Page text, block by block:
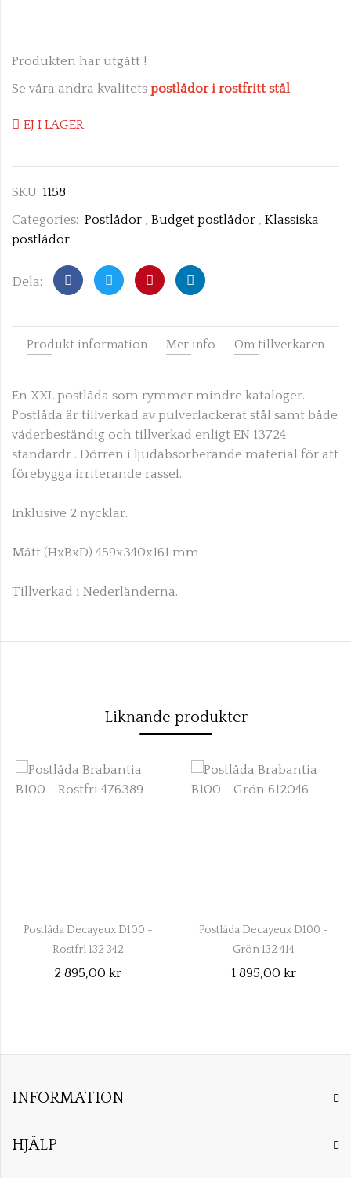
Produkten har utgått !
Se våra andra kvalitets postlådor i rostfritt stål
EJ I LAGER
SKU: 1158
Categories: Postlådor , Budget postlådor , Klassiska
postlådor
Dela:
Produkt information Mer info Om tillverkaren
En XXL postlåda som rymmer mindre kataloger.
Postlåda är tillverkad av pulverlackerat stål samt både
väderbeständig och tillverkad enligt EN 13724
standardr . Dörren i ljudabsorberande material för att
förebygga irriterande rassel.
Inklusive 2 nycklar.
Mått (HxBxD) 459x340x161 mm
Tillverkad i Nederländerna.
Liknande produkter
Postlåda Decayeux D100 -
Rostfri 132 342
2 895,00 kr
Postlåda Decayeux D100 -
Grön 132 414
1 895,00 kr
INFORMATION
HJÄLP